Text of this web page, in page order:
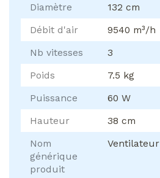
Diamètre
132 cm
Débit d'air
9540 m³/h
Nb vitesses
3
Poids
7.5 kg
Puissance
60 W
Hauteur
38 cm
Nom
générique
produit
Ventilateur